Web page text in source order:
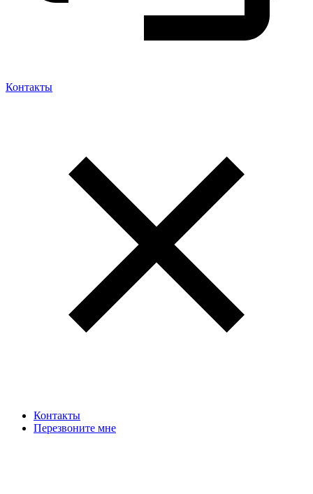
Контакты
Контакты
Перезвоните мне